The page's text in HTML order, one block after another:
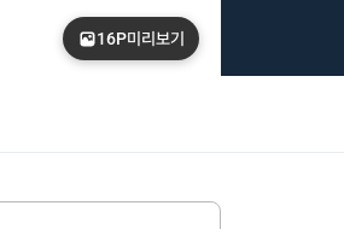
16P미리보기